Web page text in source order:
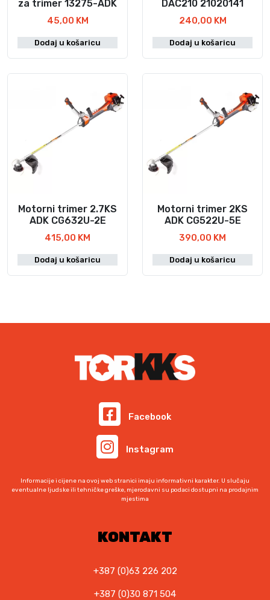
za trimer 13275-ADK
45,00 KM
Dodaj u košaricu
DAC210 21020141
240,00 KM
Dodaj u košaricu
Motorni trimer 2.7KS
ADK CG632U-2E
415,00 KM
Dodaj u košaricu
Motorni trimer 2KS
ADK CG522U-5E
390,00 KM
Dodaj u košaricu
Facebook
Instagram
Informacije i cijene na ovoj web stranici imaju informativni karakter. U slučaju
eventualne ljudske ili tehničke greške, mjerodavni su podaci dostupni na prodajnim
mjestima
KONTAKT
+387 (0)63 226 202
+387 (0)30 871 504